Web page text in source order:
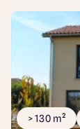
> 130 m²